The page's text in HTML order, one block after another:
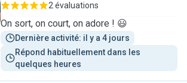
2 évaluations
On sort, on court, on adore ! 😃
Dernière activité: il y a 4 jours
Répond habituellement dans les
quelques heures